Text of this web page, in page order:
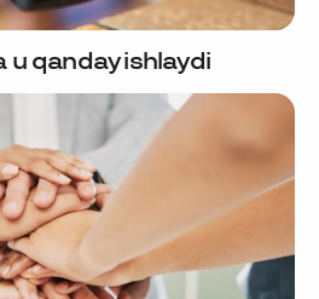
u qanday ishlaydi